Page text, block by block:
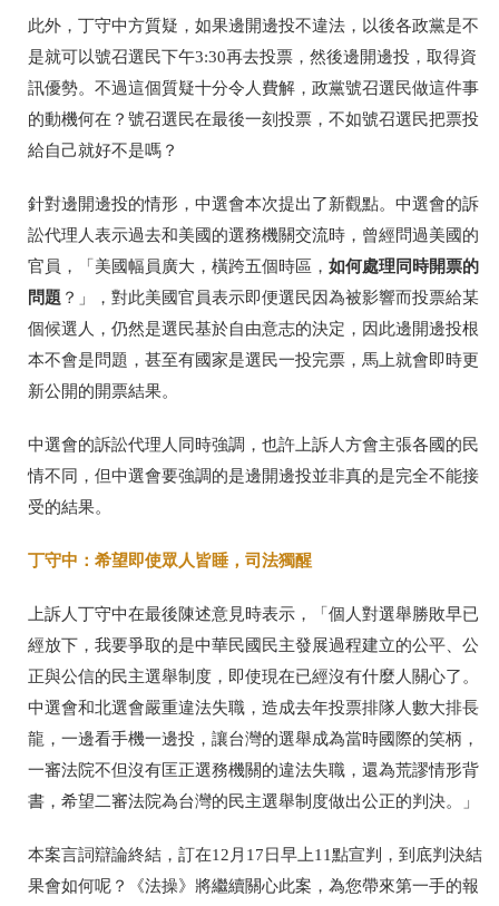
此外，丁守中方質疑，如果邊開邊投不違法，以後各政黨是不
是就可以號召選民下午3:30再去投票，然後邊開邊投，取得資
訊優勢。不過這個質疑十分令人費解，政黨號召選民做這件事
的動機何在？號召選民在最後一刻投票，不如號召選民把票投
給自己就好不是嗎？
針對邊開邊投的情形，中選會本次提出了新觀點。中選會的訴
訟代理人表示過去和美國的選務機關交流時，曾經問過美國的
官員，「美國幅員廣大，橫跨五個時區， 如何處理同時開票的
問題 ？」，對此美國官員表示即便選民因為被影響而投票給某
個候選人，仍然是選民基於自由意志的決定，因此邊開邊投根
本不會是問題，甚至有國家是選民一投完票，馬上就會即時更
新公開的開票結果。
中選會的訴訟代理人同時強調，也許上訴人方會主張各國的民
情不同，但中選會要強調的是邊開邊投並非真的是完全不能接
受的結果。
丁守中：希望即使眾人皆睡，司法獨醒
上訴人丁守中在最後陳述意見時表示，「個人對選舉勝敗早已
經放下，我要爭取的是中華民國民主發展過程建立的公平、公
正與公信的民主選舉制度，即使現在已經沒有什麼人關心了。
中選會和北選會嚴重違法失職，造成去年投票排隊人數大排長
龍，一邊看手機一邊投，讓台灣的選舉成為當時國際的笑柄，
一審法院不但沒有匡正選務機關的違法失職，還為荒謬情形背
書，希望二審法院為台灣的民主選舉制度做出公正的判決。」
本案言詞辯論終結，訂在12月17日早上11點宣判，到底判決結
果會如何呢？《法操》將繼續關心此案，為您帶來第一手的報